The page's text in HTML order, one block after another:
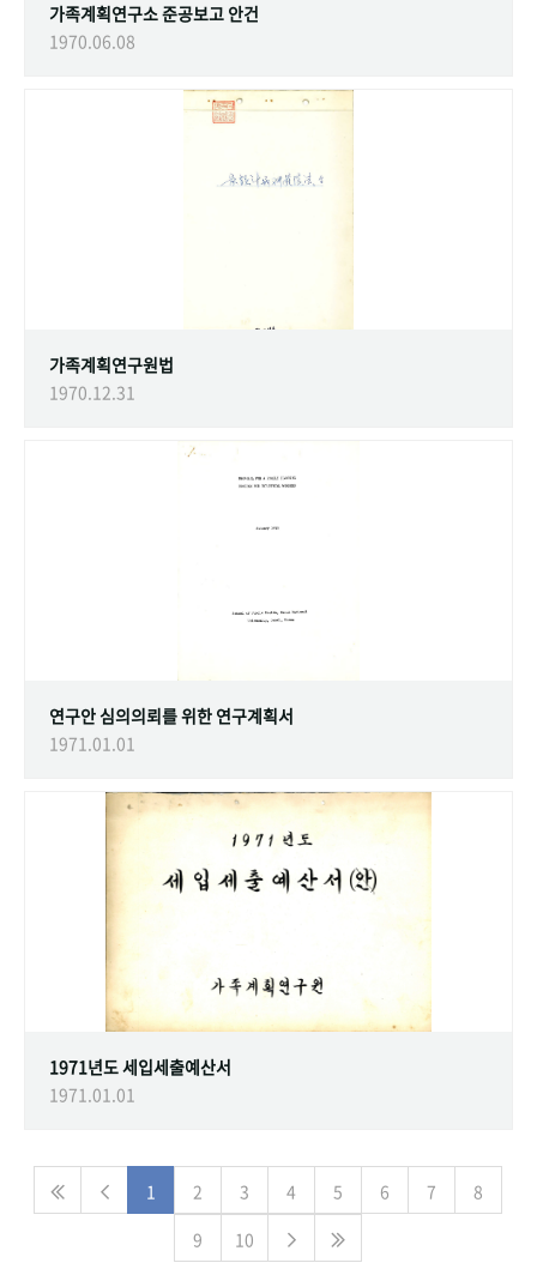
가족계획연구소 준공보고 안건
1970.06.08
가족계획연구원법
1970.12.31
연구안 심의의뢰를 위한 연구계획서
1971.01.01
1971년도 세입세출예산서
1971.01.01
1 2 3 4 5 6 7
8
9
10